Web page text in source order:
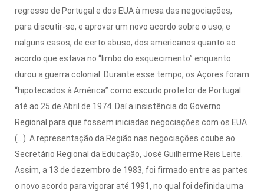
regresso de Portugal e dos EUA à mesa das negociações,
para discutir-se, e aprovar um novo acordo sobre o uso, e
nalguns casos, de certo abuso, dos americanos quanto ao
acordo que estava no “limbo do esquecimento” enquanto
durou a guerra colonial. Durante esse tempo, os Açores foram
“hipotecados à América” como escudo protetor de Portugal
até ao 25 de Abril de 1974. Daí a insistência do Governo
Regional para que fossem iniciadas negociações com os EUA
(...). A representação da Região nas negociações coube ao
Secretário Regional da Educação, José Guilherme Reis Leite.
Assim, a 13 de dezembro de 1983, foi firmado entre as partes
o novo acordo para vigorar até 1991, no qual foi definida uma